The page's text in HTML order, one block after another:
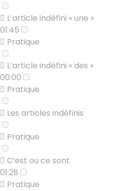
L’article indéfini « une »
01:45
Pratique
L’article indéfini « des »
00:00
Pratique
Les articles indéfinis
Pratique
C’est ou ce sont
01:28
Pratique